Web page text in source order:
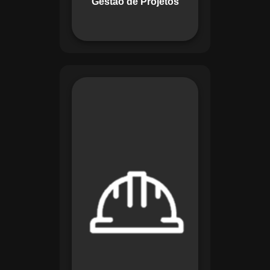
com eficiência.
Maestro organiza
registros de exames
e treinamentos,
automatiza alertas e
disponibiliza